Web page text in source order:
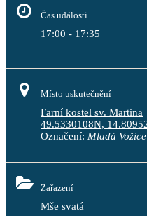
Čas události
17:00 - 17:35
Místo uskutečnění
Farní kostel sv. Martina
49.5330108N,
Označení: Mladá Vožice
Zařazení
Mše svatá